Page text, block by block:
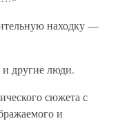
находку —
и другие люди.
сюжета с
и